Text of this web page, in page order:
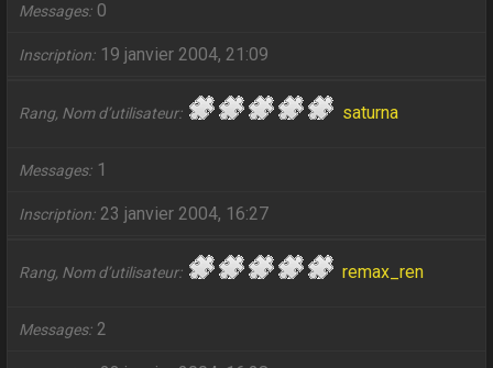
Messages 0
Inscription 19 janvier 2004, 21:09
Rang, Nom d’utilisateur saturna
Messages 1
Inscription 23 janvier 2004, 16:27
Rang, Nom d’utilisateur remax_ren
Messages 2